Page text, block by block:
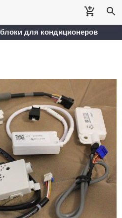
для кондиционеров